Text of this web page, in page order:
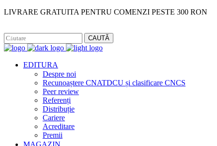
LIVRARE GRATUITA PENTRU COMENZI PESTE 300 RON
CAUTĂ
EDITURA
Despre noi
Recunoaștere CNATDCU și clasificare CNCS
Peer review
Referenți
Distribuție
Cariere
Acreditare
Premii